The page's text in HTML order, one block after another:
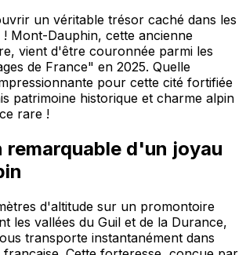
un véritable trésor caché dans les
! Mont-Dauphin, cette ancienne
vient d'être couronnée parmi les
de France" en 2025. Quelle
pour cette cité fortifiée
patrimoine historique et charme alpin
rare !
remarquable d'un joyau
d'altitude sur un promontoire
les vallées du Guil et de la Durance,
transporte instantanément dans